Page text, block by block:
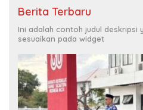
Berita Terbaru
Ini adalah contoh judul deskripsi
sesuaikan pada widget